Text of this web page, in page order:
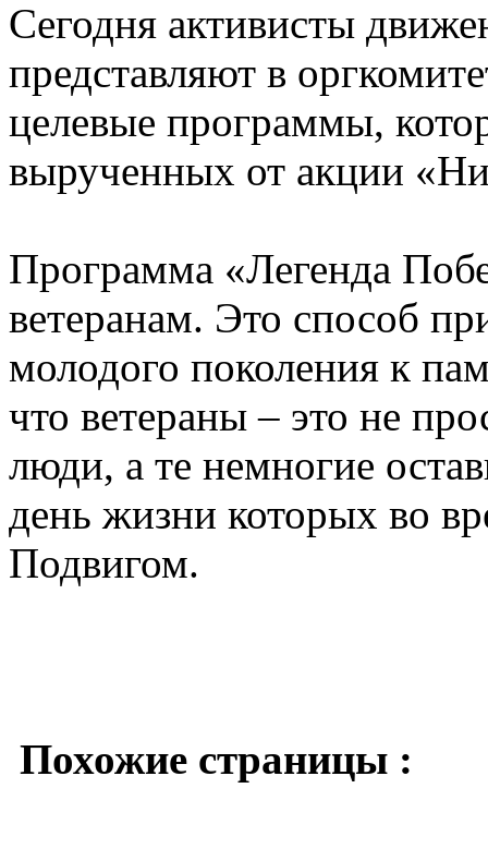
Сегодня активисты
представляют в
целевые программы,
вырученных от акции
Программа «Легенда
ветеранам. Это способ
молодого поколения к
что ветераны – это не
люди, а те немногие
день жизни которых во
Подвигом.
Похожие страницы :